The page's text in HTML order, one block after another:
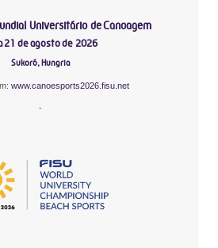
Universitário de Canoagem
21 de agosto de 2026
Sukoró, Hungria
www.canoesports2026.fisu.net
-